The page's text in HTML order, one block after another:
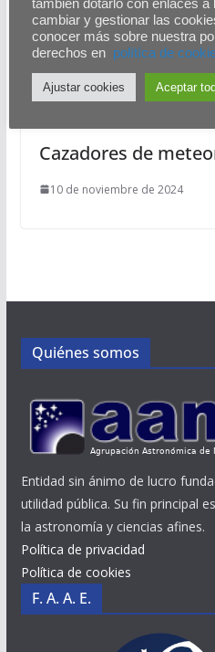
6 de febrero de 2018
Cazadores de
10 de noviembre de 2024
Quiénes somos
Entidad sin ánimo de lucro
utilidad pública. Su fin principal
la astronomía y ciencias afines.
Política de privacidad
Política de cookies
F. A. A. E.
también dotarlo con enlaces
cambiar y gestionar las
conocer más sobre nuestra
derechos en polítíca de
Ajustar cookies Aceptar